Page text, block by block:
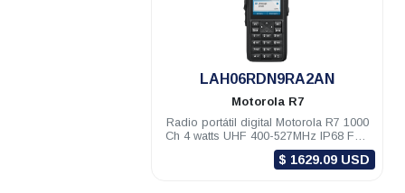
LAH06RDN9RA2AN
Motorola R7
Radio portátil digital Motorola R7 1000
Ch 4 watts UHF 400-527MHz IP68 FKP
Habilitado
$ 1629.09 USD